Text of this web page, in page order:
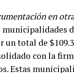
en
municipalidades
un total de
con la
Estas